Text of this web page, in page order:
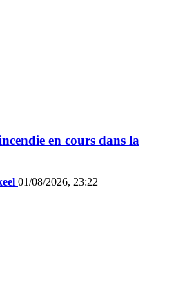
en cours dans la
01/08/2026, 23:22